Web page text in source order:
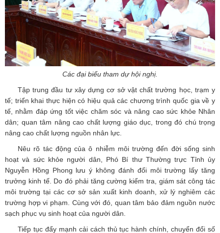
Các đại biểu tham dự hội nghị.
Tập trung đầu tư xây dựng cơ sở vật chất trường học, trạm y
tế; triển khai thực hiện có hiệu quả các chương trình quốc gia về y
tế, nhằm đáp ứng tốt việc chăm sóc và nâng cao sức khỏe Nhân
dân; quan tâm nâng cao chất lượng giáo dục, trong đó chú trọng
nâng cao chất lượng nguồn nhân lực.
Nêu rõ tác động của ô nhiễm môi trường đến đời sống sinh
hoạt và sức khỏe người dân, Phó Bí thư Thường trực Tỉnh ủy
Nguyễn Hồng Phong lưu ý không đánh đổi môi trường lấy tăng
trưởng kinh tế. Do đó phải tăng cường kiểm tra, giám sát công tác
môi trường tại các cơ sở sản xuất kinh doanh, xử lý nghiêm các
trường hợp vi phạm. Cùng với đó, quan tâm bảo đảm nguồn nước
sạch phục vụ sinh hoạt của người dân.
Tiếp tục đẩy mạnh cải cách thủ tục hành chính, chuyển đổi số